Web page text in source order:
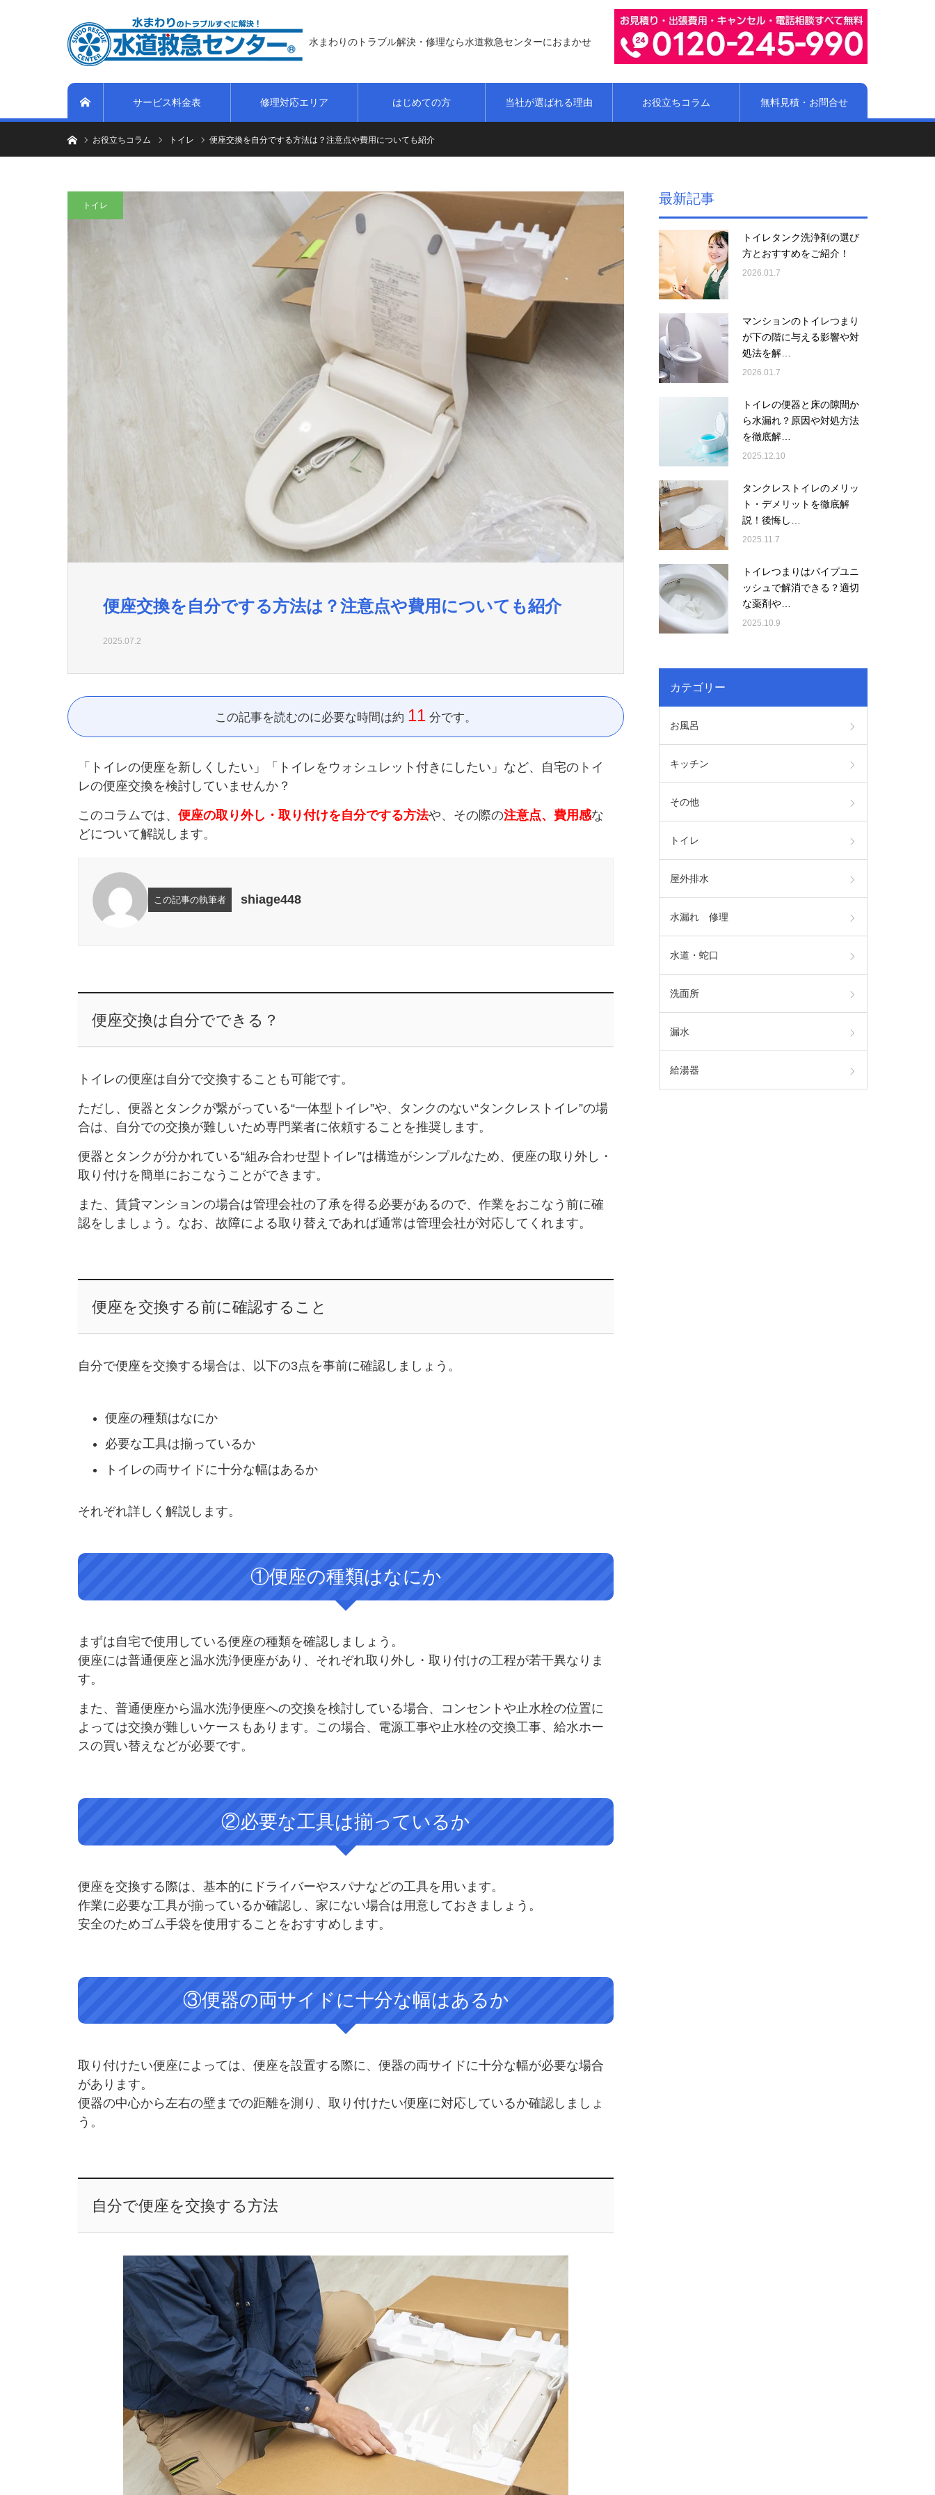
水まわりのトラブル解決・修理なら水道救急センターにおまかせ
サービス料金表 修理対応エリア はじめての方 当社が選ばれる理由 お役立ちコラム 無料見積・お問合せ
トイレのつまり・水漏れ等、水まわりのトラブルは水道救急センターへお任せください！
お役立ちコラム トイレ 便座交換を自分でする方法は？注意点や費用についても紹介
トイレ
便座交換を自分でする方法は？注意点や費用についても紹介
2025.07.2
この記事を読むのに必要な時間は約 11 分です。
「トイレの便座を新しくしたい」「トイレをウォシュレット付きにしたい」など、自宅のトイ
レの便座交換を検討していませんか？
このコラムでは、 便座の取り外し・取り付けを自分でする方法や、その際の注意点、費用感な
どについて解説します。
この記事の執筆者 shiage448
便座交換は自分でできる？
トイレの便座は自分で交換することも可能です。
ただし、便器とタンクが繋がっている“一体型トイレ”や、タンクのない“タンクレストイレ”の場
合は、自分での交換が難しいため専門業者に依頼することを推奨します。
便器とタンクが分かれている“組み合わせ型トイレ”は構造がシンプルなため、便座の取り外し・
取り付けを簡単におこなうことができます。
また、賃貸マンションの場合は管理会社の了承を得る必要があるので、作業をおこなう前に確
認をしましょう。なお、故障による取り替えであれば通常は管理会社が対応してくれます。
便座を交換する前に確認すること
自分で便座を交換する場合は、以下の3点を事前に確認しましょう。
便座の種類はなにか
必要な工具は揃っているか
トイレの両サイドに十分な幅はあるか
それぞれ詳しく解説します。
①便座の種類はなにか
まずは自宅で使用している便座の種類を確認しましょう。
便座には普通便座と温水洗浄便座があり、それぞれ取り外し・取り付けの工程が若干異なりま
す。
また、普通便座から温水洗浄便座への交換を検討している場合、コンセントや止水栓の位置に
よっては交換が難しいケースもあります。この場合、電源工事や止水栓の交換工事、給水ホー
スの買い替えなどが必要です。
②必要な工具は揃っているか
便座を交換する際は、基本的にドライバーやスパナなどの工具を用います。
作業に必要な工具が揃っているか確認し、家にない場合は用意しておきましょう。
安全のためゴム手袋を使用することをおすすめします。
③便器の両サイドに十分な幅はあるか
取り付けたい便座によっては、便座を設置する際に、便器の両サイドに十分な幅が必要な場合
があります。
便器の中心から左右の壁までの距離を測り、取り付けたい便座に対応しているか確認しましょ
う。
自分で便座を交換する方法
最新記事
トイレタンク洗浄剤の選び
方とおすすめをご紹介！
2026.01.7
マンションのトイレつまり
が下の階に与える影響や対
処法を解…
2026.01.7
トイレの便器と床の隙間か
ら水漏れ？原因や対処方法
を徹底解…
2025.12.10
タンクレストイレのメリッ
ト・デメリットを徹底解
説！後悔し…
2025.11.7
トイレつまりはパイプユニ
ッシュで解消できる？適切
な薬剤や…
2025.10.9
カテゴリー
お風呂
キッチン
その他
トイレ
屋外排水
水漏れ 修理
水道・蛇口
洗面所
漏水
給湯器